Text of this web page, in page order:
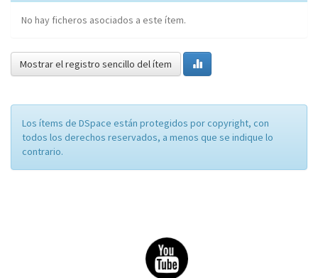
No hay ficheros asociados a este ítem.
Mostrar el registro sencillo del ítem
Los ítems de DSpace están protegidos por copyright, con
todos los derechos reservados, a menos que se indique lo
contrario.